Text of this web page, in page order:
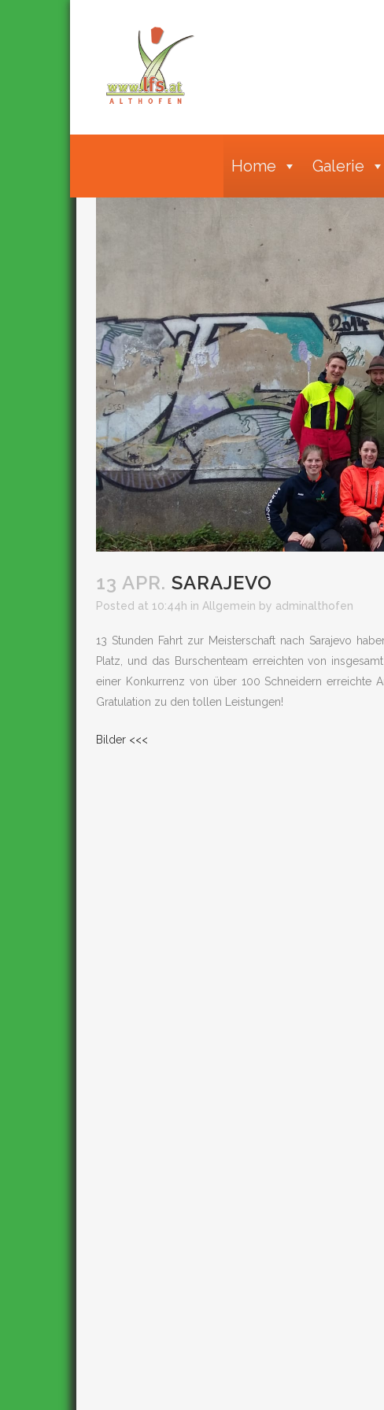
Home Galerie
13 APR. SARAJEVO
Posted at 10:44h in Allgemein by adminalthofen
13 Stunden Fahrt zur Meisterschaft nach Sarajevo
Platz, und das Burschenteam erreichten von
einer Konkurrenz von über 100 Schneidern erreichte
Gratulation zu den tollen Leistungen!
Bilder <<<